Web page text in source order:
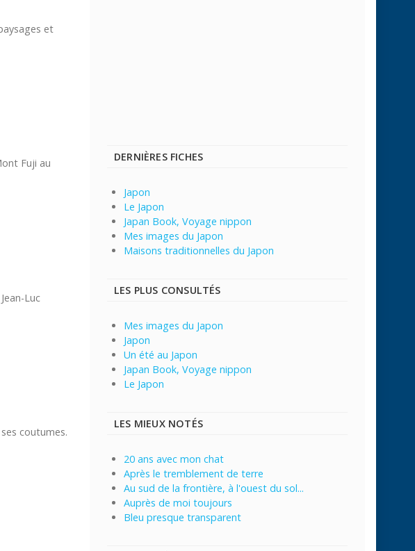
et
Fuji au
Luc
coutumes.
DERNIÈRES FICHES
Japon
Le Japon
Japan Book, Voyage nippon
Mes images du Japon
Maisons traditionnelles du Japon
LES PLUS CONSULTÉS
Mes images du Japon
Japon
Un été au Japon
Japan Book, Voyage nippon
Le Japon
LES MIEUX NOTÉS
20 ans avec mon chat
Après le tremblement de terre
Au sud de la frontière, à l'ouest du sol...
Auprès de moi toujours
Bleu presque transparent